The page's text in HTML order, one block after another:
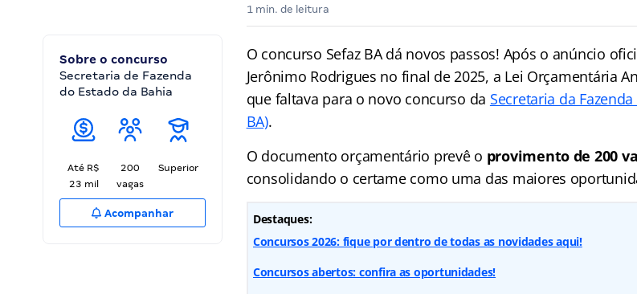
1 min. de leitura
Sobre o concurso
Secretaria de Fazenda
do Estado da Bahia
Até R$
23 mil
200
vagas
Superior
Acompanhar
O concurso Sefaz BA dá novos passos! Após o anúncio
Jerônimo Rodrigues no final de 2025, a Lei Orçamentária
que faltava para o novo concurso da Secretaria da
BA).
O documento orçamentário prevê o provimento de 200
consolidando o certame como uma das maiores
Destaques:
Concursos 2026: fique por dentro de todas as novidades aqui!
Concursos abertos: confira as oportunidades!